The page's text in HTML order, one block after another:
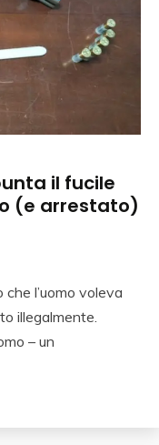
il fucile
(e arrestato)
l’uomo voleva
illegalmente.
– un